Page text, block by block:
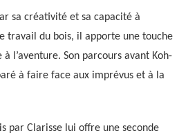
sa créativité et sa capacité à
travail du bois, il apporte une touche
l’aventure. Son parcours avant Koh-
à faire face aux imprévus et à la
par Clarisse lui offre une seconde